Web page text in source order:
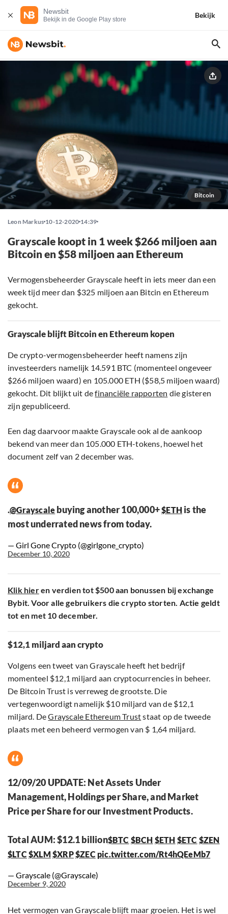
Newsbit
Bekijk in de Google Play store
Bekijk
Bitcoin
Leon Markus 10-12-2020 14:39
Grayscale koopt in 1 week $266 miljoen aan
Bitcoin en $58 miljoen aan Ethereum
Vermogensbeheerder Grayscale heeft in iets meer dan een
week tijd meer dan $325 miljoen aan Bitcin en Ethereum
gekocht.
Grayscale blijft Bitcoin en Ethereum kopen
De crypto-vermogensbeheerder heeft namens zijn
investeerders namelijk 14.591 BTC (momenteel ongeveer
$266 miljoen waard) en 105.000 ETH ($58,5 miljoen waard)
gekocht. Dit blijkt uit definanciële rapporten die gisteren
zijn gepubliceerd.
Een dag daarvoor maakte Grayscale ook al de aankoop
bekend van meer dan 105.000 ETH-tokens, hoewel het
document zelf van 2 december was.
.@Grayscale buying another 100,000+$ETH is the
most underrated news from today.
— Girl Gone Crypto (@girlgone_crypto)
December 10, 2020
Klik hieren verdien tot $500 aan bonussen bij exchange
Bybit. Voor alle gebruikers die crypto storten. Actie geldt
tot en met 10 december.
$12,1 miljard aan crypto
Volgens een tweet van Grayscale heeft het bedrijf
momenteel $12,1 miljard aan cryptocurrencies in beheer.
De Bitcoin Trust is verreweg de grootste. Die
vertegenwoordigt namelijk $10 miljard van de $12,1
miljard. DeGrayscale Ethereum Truststaat op de tweede
plaats met een beheerd vermogen van $ 1,64 miljard.
12/09/20 UPDATE: Net Assets Under
Management, Holdings per Share, and Market
Price per Share for our Investment Products.
Total AUM: $12.1 billion$BTC $BCH $ETH $ETC $ZEN
$LTC$XLM $XRP$ZEC pic.twitter.com/Rt4hQEeMb7
— Grayscale (@Grayscale)
December 9, 2020
Het vermogen van Grayscale blijft maar groeien. Het is wel